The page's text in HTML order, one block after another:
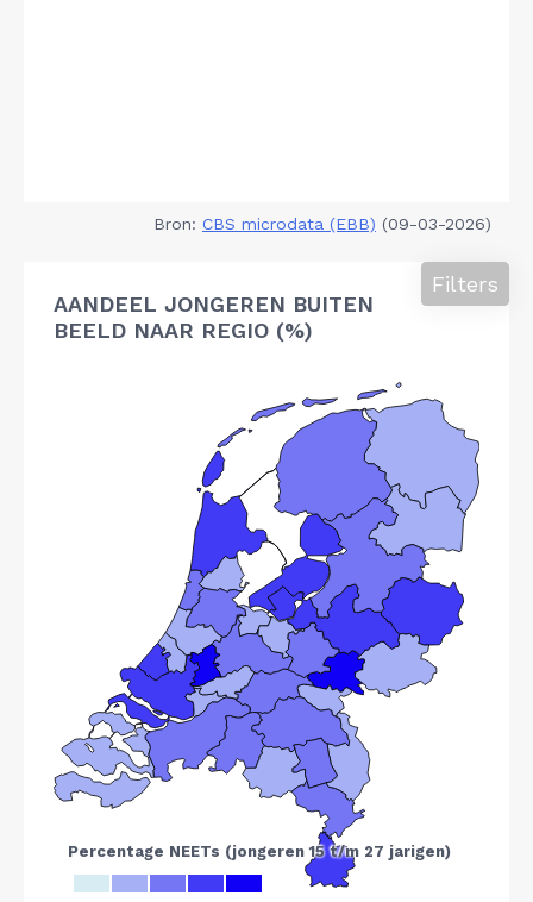
Bron: CBS microdata (EBB) (09-03-2026)
AANDEEL JONGEREN BUITEN
BEELD NAAR REGIO (%)
Filters